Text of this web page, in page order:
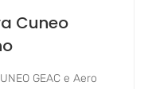
Cuneo
GEAC e Aero